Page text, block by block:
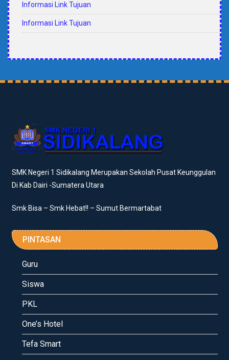
Informasi Link Tujuan
Informasi Link Tujuan
SMK Negeri 1 Sidikalang Merupakan Sekolah Pusat Keunggulan
Di Kab Dairi -Sumatera Utara
Smk Bisa – Smk Hebat!! – Sumut Bermartabat
PINTASAN
Guru
Siswa
PKL
One’s Hotel
Tefa Smart